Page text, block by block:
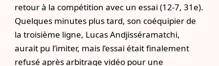
retour à la compétition avec un essai (12-7, 31e).
Quelques minutes plus tard, son coéquipier de
la troisième ligne, Lucas Andjisséramatchi,
aurait pu l’imiter, mais l’essai était finalement
refusé après arbitrage vidéo pour une